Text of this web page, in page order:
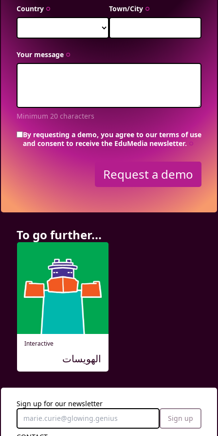
Country trip_origin Town/City trip_origin
Your message trip_origin
Minimum 20 characters
By requesting a demo, you agree to our terms of use
and consent to receive the EduMedia newsletter.
trip_origin
Request a demo
To go further...
Interactive
الهويسات
Sign up for our newsletter
Sign up